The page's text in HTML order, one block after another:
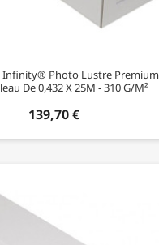
Infinity® Photo Lustre Premium
De 0,432 X 25M - 310 G/m²
139,70 €